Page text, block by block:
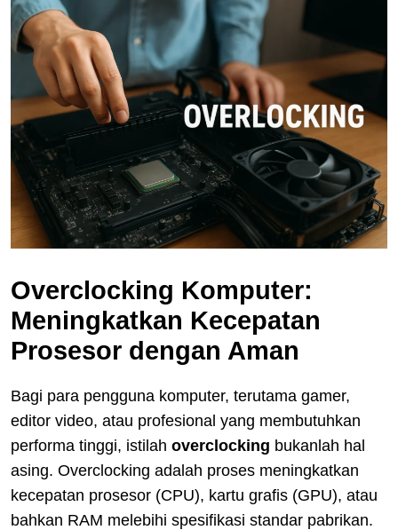
Overclocking Komputer:
Meningkatkan Kecepatan
Prosesor dengan Aman
Bagi para pengguna komputer, terutama gamer,
editor video, atau profesional yang membutuhkan
performa tinggi, istilah overclocking bukanlah hal
asing. Overclocking adalah proses meningkatkan
kecepatan prosesor (CPU), kartu grafis (GPU), atau
bahkan RAM melebihi spesifikasi standar pabrikan.